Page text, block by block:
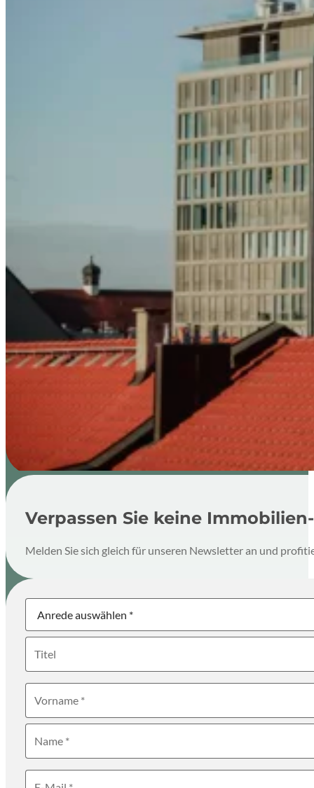
Verpassen Sie keine
Melden Sie sich gleich für unseren Newsletter an und